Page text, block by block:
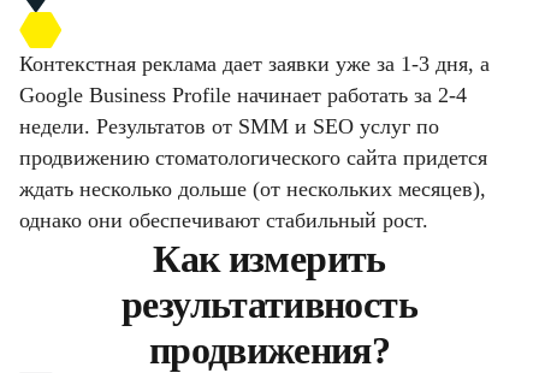
Контекстная реклама дает заявки уже за 1-3 дня, а
Google Business Profile начинает работать за 2-4
недели. Результатов от SMM и SEO услуг по
продвижению стоматологического сайта придется
ждать несколько дольше (от нескольких месяцев),
однако они обеспечивают стабильный рост.
Как измерить
результативность
продвижения?